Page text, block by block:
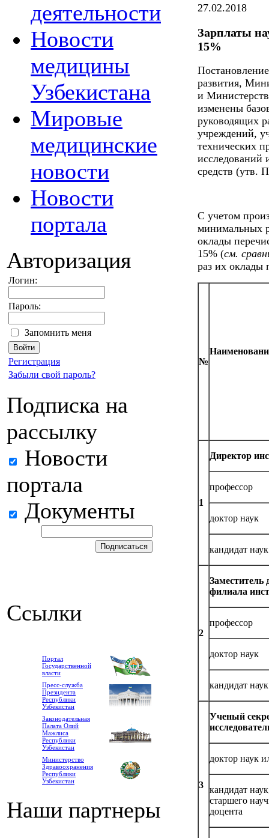
деятельности
Новости
медицины
Узбекистана
Мировые
медицинские
новости
Новости
портала
Авторизация
Логин:
Пароль:
Запомнить меня
Регистрация
Забыли свой пароль?
Подписка на
рассылку
Новости
портала
Документы
Ссылки
Портал
Государственной
власти
Пресс-служба
Президента
Республики
Узбекистан
Законодательная
Палата Олий
Мажлиса
Республики
Узбекистан
Министерство
Здравоохранения
Республики
Узбекистан
Наши партнеры
27.02.2018
Зарплаты
15%
развития,
и
изменены
руководящих
учреждений,
технических
исследований
средств (утв.
С учетом
минимальных
оклады
15% (см.
раз их оклады
№
1
Директор
профессор
доктор наук
кандидат наук
2
Заместитель
филиала
профессор
доктор наук
кандидат наук
3
Ученый
доктор наук
кандидат
старшего
доцента